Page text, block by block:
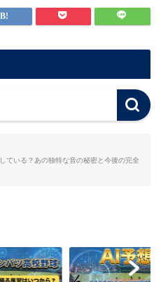
ている？あの独特な音の秘密と今後の完全